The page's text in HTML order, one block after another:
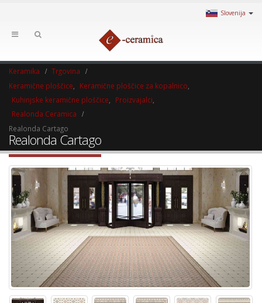
Slovenija
Keramika
Trgovina
Keramične ploščice
Keramične ploščice za kopalnico
Kuhinjske keramične ploščice
Proizvajalci
Realonda Ceramica
Realonda Cartago
Realonda Cartago